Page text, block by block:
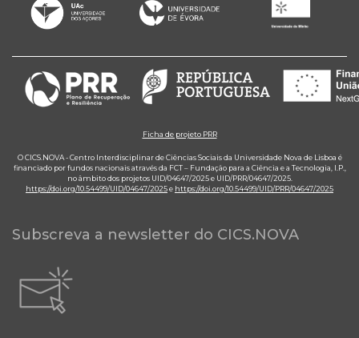
Ficha de projeto PRR
O CICS.NOVA - Centro Interdisciplinar de Ciências Sociais da Universidade Nova de Lisboa é
financiado por fundos nacionais através da FCT – Fundação para a Ciência e a Tecnologia, I.P.,
no âmbito dos projetos UID/04647/2025 e UID/PRR/04647/2025.
https://doi.org/10.54499/UID/04647/2025e https://doi.org/10.54499/UID/PRR/04647/2025
Subscreva a newsletter do CICS.NOVA